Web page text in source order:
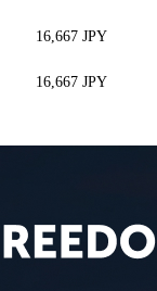
16,667 JPY
16,667 JPY